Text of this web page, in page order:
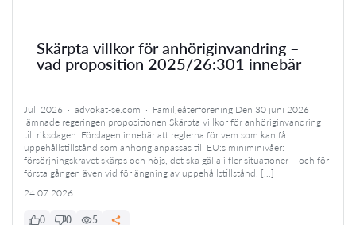
Skärpta villkor för anhöriginvandring –
vad proposition 2025/26:301 innebär
Juli 2026 · advokat-se.com · Familjeåterförening Den 30 juni 2026
lämnade regeringen propositionen Skärpta villkor för anhöriginvandring
till riksdagen. Förslagen innebär att reglerna för vem som kan få
uppehållstillstånd som anhörig anpassas till EU:s miniminivåer:
försörjningskravet skärps och höjs, det ska gälla i fler situationer – och för
första gången även vid förlängning av uppehållstillstånd. […]
24.07.2026
0 0 5